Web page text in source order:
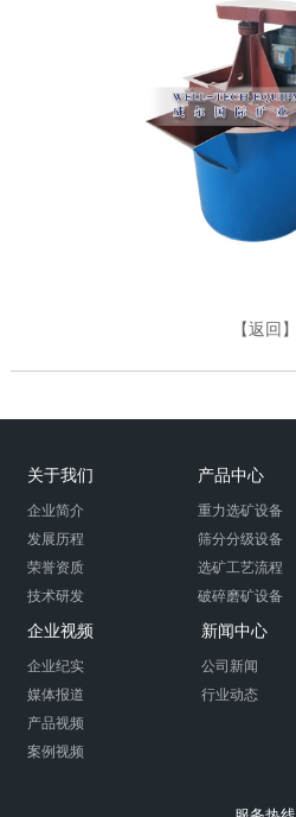
【返回】
关于我们
企业简介
发展历程
荣誉资质
技术研发
产品中心
重力选矿设备
筛分分级设备
选矿工艺流程
破碎磨矿设备
企业视频
企业纪实
媒体报道
产品视频
案例视频
新闻中心
公司新闻
行业动态